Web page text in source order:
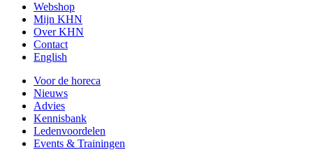
Webshop
Mijn KHN
Over KHN
Contact
English
Voor de horeca
Nieuws
Advies
Kennisbank
Ledenvoordelen
Events & Trainingen